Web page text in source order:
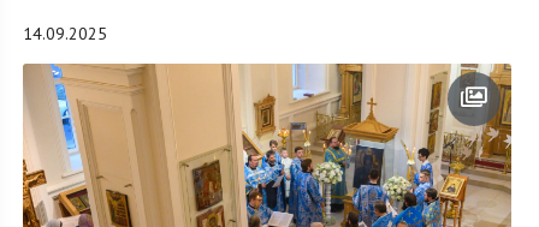
14.09.2025